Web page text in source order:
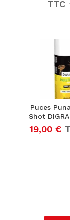
TTC
Puces
Shot
19,00€